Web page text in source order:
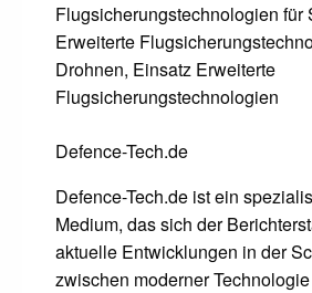
Flugsicherungstechnologien für
Erweiterte
Drohnen, Einsatz Erweiterte
Flugsicherungstechnologien
Defence-Tech.de
Defence-Tech.de ist ein
Medium, das sich der
aktuelle Entwicklungen in der
zwischen moderner